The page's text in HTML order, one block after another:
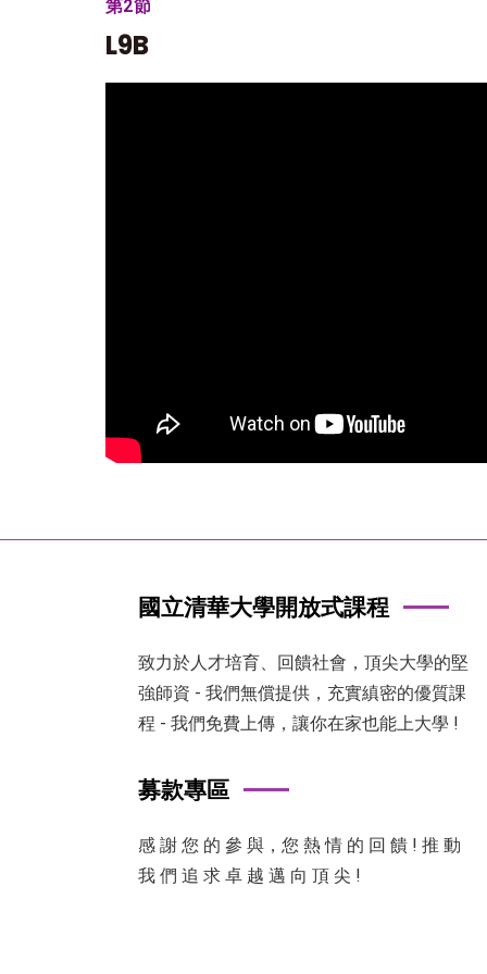
第2節
L9B
國立清華大學開放式課程
致力於人才培育、回饋社會，頂尖大學的堅
強師資 - 我們無償提供，充實縝密的優質課
程 - 我們免費上傳，讓你在家也能上大學 !
募款專區
感 謝 您 的 參 與，您 熱 情 的 回 饋 ! 推 動
我 們 追 求 卓 越 邁 向 頂 尖 !